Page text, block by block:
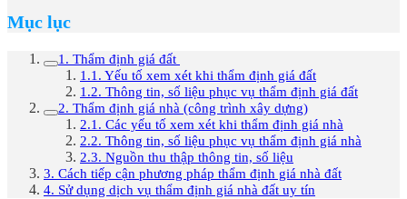
Mục lục
1. Thẩm định giá đất
1.1. Yếu tố xem xét khi thẩm định giá đất
1.2. Thông tin, số liệu phục vụ thẩm định giá đất
2. Thẩm định giá nhà (công trình xây dựng)
2.1. Các yếu tố xem xét khi thẩm định giá nhà
2.2. Thông tin, số liệu phục vụ thẩm định giá nhà
2.3. Nguồn thu thập thông tin, số liệu
3. Cách tiếp cận phương pháp thẩm định giá nhà đất
4. Sử dụng dịch vụ thẩm định giá nhà đất uy tín